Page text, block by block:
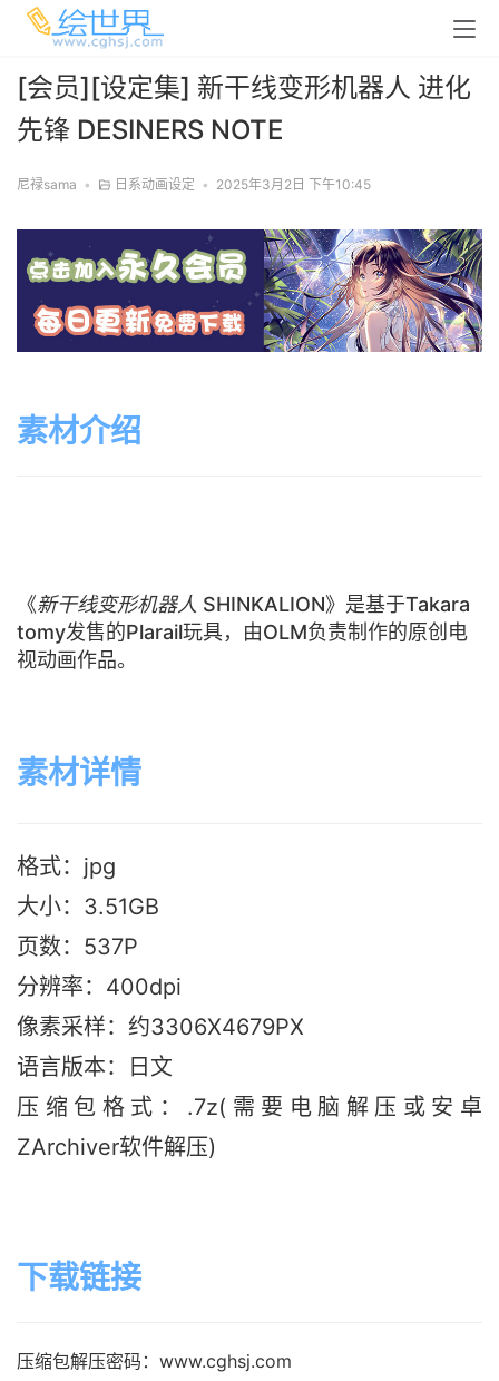
[会员][设定集] 新干线变形机器人 进化
先锋 DESINERS NOTE
尼禄sama • 日系动画设定 • 2025年3月2日 下午10:45
素材介绍
《新干线变形机器人 SHINKALION》是基于Takara
tomy发售的Plarail玩具，由OLM负责制作的原创电
视动画作品。
素材详情
格式：jpg
大小：3.51GB
页数：537P
分辨率：400dpi
像素采样：约3306X4679PX
语言版本：日文
压缩包格式：.7z(需要电脑解压或安卓
ZArchiver软件解压)
下载链接
压缩包解压密码：www.cghsj.com